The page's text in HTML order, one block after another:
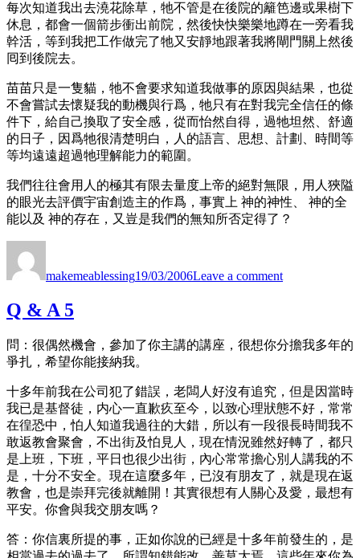
每次知道我出去澆花除草，牠不管是在後院的籬笆邊或果樹下
休息，都會一個箭步衝出前院，然後快快樂樂地蹲在一旁看我
幹活，等到我把工作做完了牠又安靜地跟著我將閘門關上然後
囘到後院去。
苗苗只是一隻貓，牠不會要求知道我做事的原因與結果，也從
不會嘗試去懷疑我的動機與行爲，牠只有在對我完全信任的條
件下，給自己換取了安全感，從而怡然自得，過牠坦然、舒適
的日子，因爲牠很清楚明白，人的語言、思想、計劃、時間等
等均遠遠超過牠理解能力的範圍。
我們往往會用人的極其有限去量度上帝的絕對無限，用人狹隘
的眼光去評價宇宙創造主的作爲，事實上 神的神性、 神的全
能以及 神的存在，又豈是我們的無知所否定得了？
makemeablessing19/03/2006Leave a comment能
Q & A 5
問：很偶然機會，參加了你主講的講座，很想你分擔我多年的
爭扎，希望你能接納我。
十多年前我在公司犯了錯誤，老闆人好沒有追究，但是因當時
我已是基督徒，内心一直歉疚至今，以致心理狀態不好，常常
在徨恐中，怕人知道我過往的大錯，所以有一段很長時間我不
敢返教會聚會，不出街及怕見人，現在情況雖然好轉了，都只
是上班，下班，平日也很少出街，內心常常擔心別人講我的不
是，十分不安全。現在這麼多年，已沒有朋友了，就是現在返
教會，也是崇拜完後就離開！其實很想有人關心及愛，最想有
平安。你會與我交朋友嗎？
答：你信裏所提的事，正如你說的已經是十多年前發生的，是